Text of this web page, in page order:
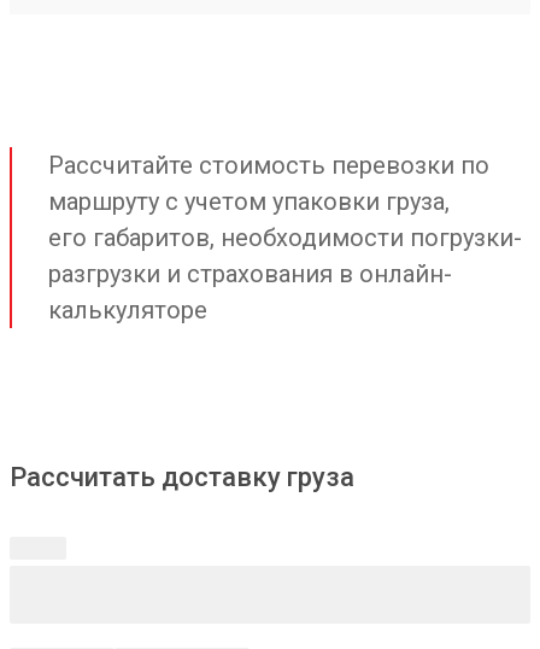
Рассчитайте стоимость перевозки по
маршруту с учетом упаковки груза,
его габаритов, необходимости погрузки-
разгрузки и страхования в онлайн-
калькуляторе
Рассчитать доставку груза